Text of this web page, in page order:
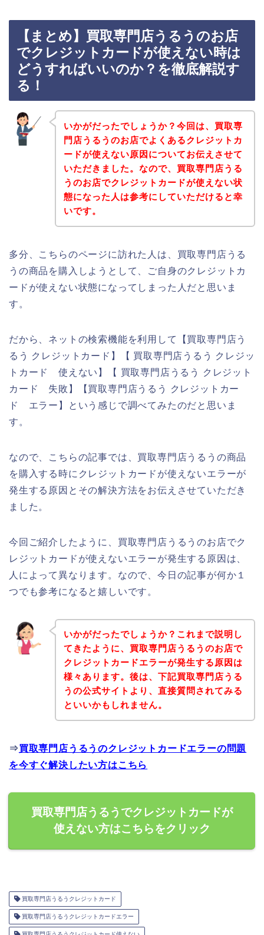
【まとめ】買取専門店うるうのお店
でクレジットカードが使えない時は
どうすればいいのか？を徹底解説す
る！
いかがだったでしょうか？今回は、買取専
門店うるうのお店でよくあるクレジットカ
ードが使えない原因についてお伝えさせて
いただきました。なので、買取専門店うる
うのお店でクレジットカードが使えない状
態になった人は参考にしていただけると幸
いです。
多分、こちらのページに訪れた人は、買取専門店うる
うの商品を購入しようとして、ご自身のクレジットカ
ードが使えない状態になってしまった人だと思いま
す。
だから、ネットの検索機能を利用して【買取専門店う
るう クレジットカード】【 買取専門店うるう クレジッ
トカード 使えない】【 買取専門店うるう クレジット
カード 失敗】【買取専門店うるう クレジットカー
ド エラー】という感じで調べてみたのだと思いま
す。
なので、こちらの記事では、買取専門店うるうの商品
を購入する時にクレジットカードが使えないエラーが
発生する原因とその解決方法をお伝えさせていただき
ました。
今回ご紹介したように、買取専門店うるうのお店でク
レジットカードが使えないエラーが発生する原因は、
人によって異なります。なので、今日の記事が何か１
つでも参考になると嬉しいです。
いかがだったでしょうか？これまで説明し
てきたように、買取専門店うるうのお店で
クレジットカードエラーが発生する原因は
様々あります。後は、下記買取専門店うる
うの公式サイトより、直接質問されてみる
といいかもしれません。
⇒買取専門店うるうのクレジットカードエラーの問題
を今すぐ解決したい方はこちら
買取専門店うるうでクレジットカードが
使えない方はこちらをクリック
買取専門店うるうクレジットカード
買取専門店うるうクレジットカードエラー